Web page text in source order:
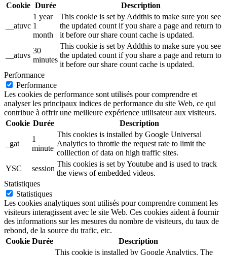
Cookie Durée Description
__atuvc
1 year
1
month
This cookie is set by Addthis to make sure you see
the updated count if you share a page and return to
it before our share count cache is updated.
__atuvs
30
minutes
This cookie is set by Addthis to make sure you see
the updated count if you share a page and return to
it before our share count cache is updated.
Performance
Performance
Les cookies de performance sont utilisés pour comprendre et
analyser les principaux indices de performance du site Web, ce qui
contribue à offrir une meilleure expérience utilisateur aux visiteurs.
Cookie Durée Description
_gat
1
minute
This cookies is installed by Google Universal
Analytics to throttle the request rate to limit the
colllection of data on high traffic sites.
YSC
session
This cookies is set by Youtube and is used to track
the views of embedded videos.
Statistiques
Statistiques
Les cookies analytiques sont utilisés pour comprendre comment les
visiteurs interagissent avec le site Web. Ces cookies aident à fournir
des informations sur les mesures du nombre de visiteurs, du taux de
rebond, de la source du trafic, etc.
Cookie Durée Description
This cookie is installed by Google Analytics. The